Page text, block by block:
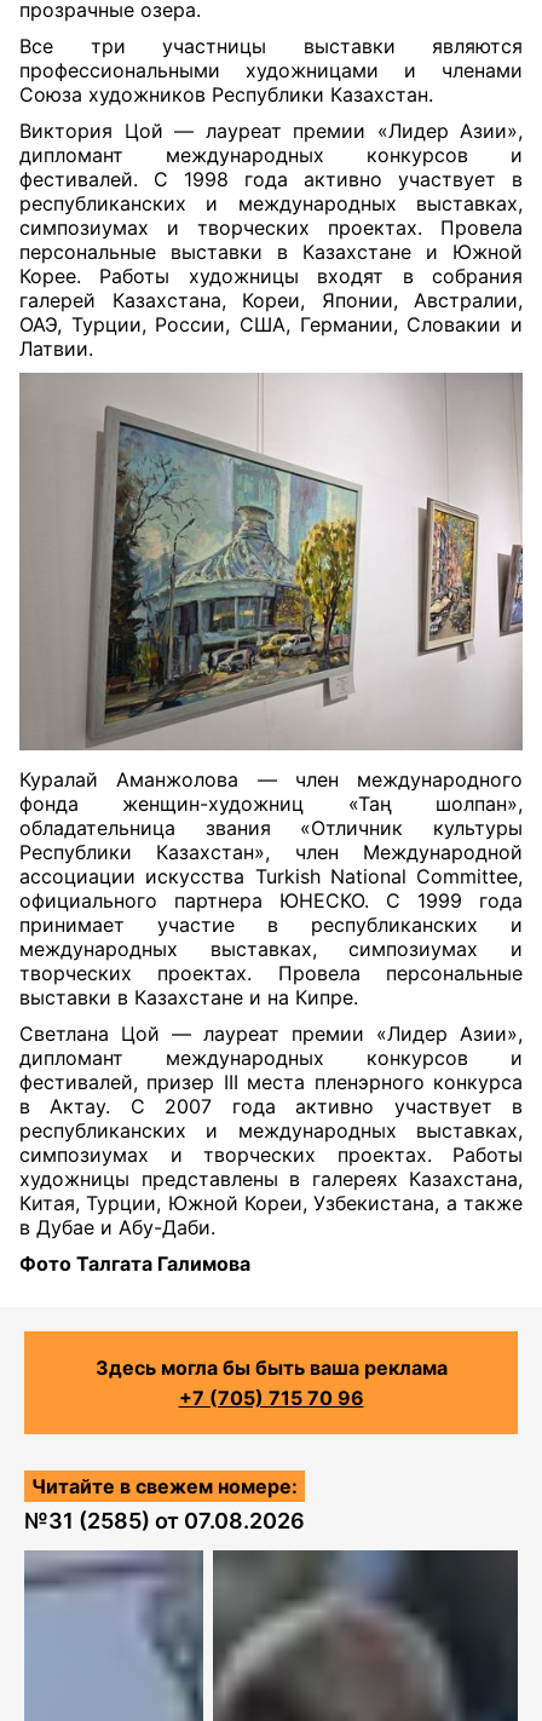
прозрачные озера.
Все три участницы выставки являются
профессиональными художницами и членами
Союза художников Республики Казахстан.
Виктория Цой — лауреат премии «Лидер Азии»,
дипломант международных конкурсов и
фестивалей. С 1998 года активно участвует в
республиканских и международных выставках,
симпозиумах и творческих проектах. Провела
персональные выставки в Казахстане и Южной
Корее. Работы художницы входят в собрания
галерей Казахстана, Кореи, Японии, Австралии,
ОАЭ, Турции, России, США, Германии, Словакии и
Латвии.
Куралай Аманжолова — член международного
фонда женщин-художниц «Таң шолпан»,
обладательница звания «Отличник культуры
Республики Казахстан», член Международной
ассоциации искусства Turkish National Committee,
официального партнера ЮНЕСКО. С 1999 года
принимает участие в республиканских и
международных выставках, симпозиумах и
творческих проектах. Провела персональные
выставки в Казахстане и на Кипре.
Светлана Цой — лауреат премии «Лидер Азии»,
дипломант международных конкурсов и
фестивалей, призер III места пленэрного конкурса
в Актау. С 2007 года активно участвует в
республиканских и международных выставках,
симпозиумах и творческих проектах. Работы
художницы представлены в галереях Казахстана,
Китая, Турции, Южной Кореи, Узбекистана, а также
в Дубае и Абу-Даби.
Фото Талгата Галимова
Здесь могла бы быть ваша реклама
+7 (705) 715 70 96
Читайте в свежем номере:
№31 (2585) от 07.08.2026